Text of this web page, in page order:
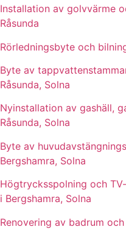
Installation av golvvärme
Råsunda
Rörledningsbyte och
Byte av
Råsunda, Solna
Nyinstallation av gashäll,
Råsunda, Solna
Byte av
Bergshamra, Solna
Högtrycksspolning och
i Bergshamra, Solna
Renovering av badrum